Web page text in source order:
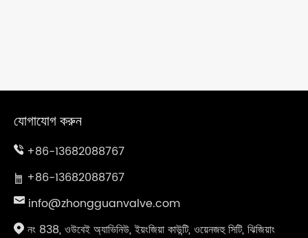
যোগাযোগ করুন
+86-13682088767
+86-13682088767
info@zhongguanvalve.com
নং 838, ওউবেই অ্যাভিনিউ, ইয়ংজিয়া কাউন্টি, ওয়েনজহু সিটি, ঝিজিয়াং